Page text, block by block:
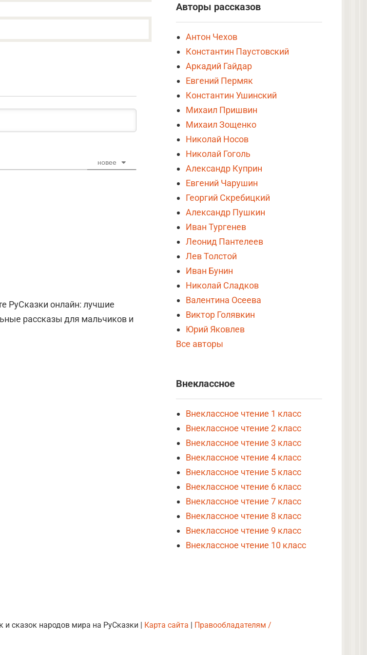
новее
РуСказки онлайн: лучшие
рассказы для мальчиков и
Авторы рассказов
Антон Чехов
Константин Паустовский
Аркадий Гайдар
Евгений Пермяк
Константин Ушинский
Михаил Пришвин
Михаил Зощенко
Николай Носов
Николай Гоголь
Александр Куприн
Евгений Чарушин
Георгий Скребицкий
Александр Пушкин
Иван Тургенев
Леонид Пантелеев
Лев Толстой
Иван Бунин
Николай Сладков
Валентина Осеева
Виктор Голявкин
Юрий Яковлев
Все авторы
Внеклассное
Внеклассное чтение 1 класс
Внеклассное чтение 2 класс
Внеклассное чтение 3 класс
Внеклассное чтение 4 класс
Внеклассное чтение 5 класс
Внеклассное чтение 6 класс
Внеклассное чтение 7 класс
Внеклассное чтение 8 класс
Внеклассное чтение 9 класс
Внеклассное чтение 10 класс
и сказок народов мира на РуСказки | Карта сайта | Правообладателям /